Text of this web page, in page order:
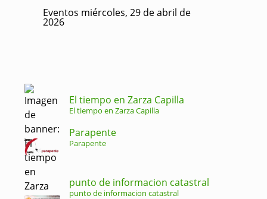
Eventos miércoles, 29 de abril de
2026
El tiempo en Zarza Capilla
El tiempo en Zarza Capilla
Parapente
Parapente
punto de informacion catastral
punto de informacion catastral